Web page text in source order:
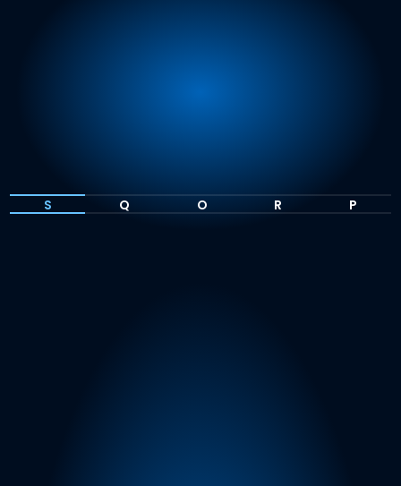
S Q O R P